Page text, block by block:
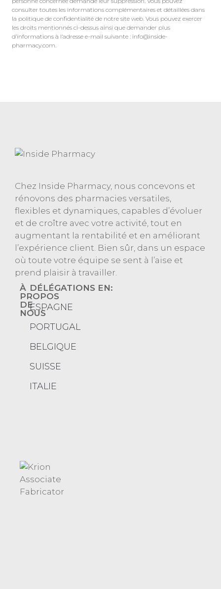
consulter toutes les informations complémentaires et détaillées dans
la politique de confidentialité de notre site web. Vous pouvez exercer
les droits mentionnés ci-dessus ainsi que demander plus
d’informations à l’adresse e-mail suivante : info@inside-
pharmacy.com.
Chez Inside Pharmacy, nous concevons et
rénovons des pharmacies versatiles,
flexibles et dynamiques, capables d’évoluer
et de croître avec votre activité, tout en
augmentant la rentabilité et en améliorant
l’expérience client. Bien sûr, dans un espace
où toute votre équipe se sent à l’aise et
prend plaisir à travailler.
À
PROPOS
DE
NOUS
Projets
Services
découvrir
DÉLÉGATIONS EN:
ESPAGNE
PORTUGAL
BELGIQUE
SUISSE
ITALIE